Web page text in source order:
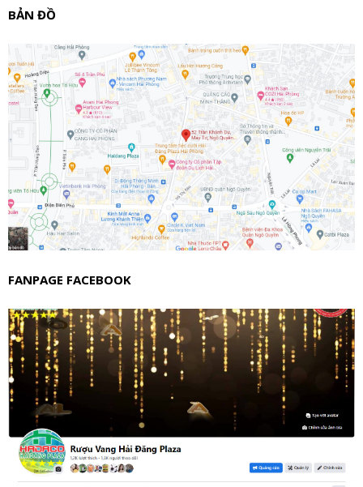
BẢN ĐỒ
FANPAGE FACEBOOK